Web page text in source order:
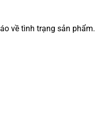
về tình trạng sản phẩm.